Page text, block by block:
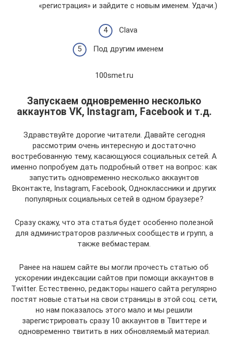
«регистрация» и зайдите с новым именем. Удачи.)
Clava
Под другим именем
100smet.ru
Запускаем одновременно несколько
аккаунтов VK, Instagram, Facebook и т.д.
Здравствуйте дорогие читатели. Давайте сегодня
рассмотрим очень интересную и достаточно
востребованную тему, касающуюся социальных сетей. А
именно попробуем дать подробный ответ на вопрос: как
запустить одновременно несколько аккаунтов
Вконтакте, Instagram, Facebook, Одноклассники и других
популярных социальных сетей в одном браузере?
Сразу скажу, что эта статья будет особенно полезной
для администраторов различных сообществ и групп, а
также вебмастерам.
Ранее на нашем сайте вы могли прочесть статью об
ускорении индексации сайтов при помощи аккаунтов в
Twitter. Естественно, редакторы нашего сайта регулярно
постят новые статьи на свои страницы в этой соц. сети,
но нам показалось этого мало и мы решили
зарегистрировать сразу 10 аккаунтов в Твиттере и
одновременно твитить в них обновляемый материал.